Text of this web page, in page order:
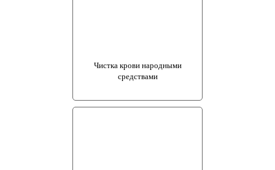
Чистка крови народными
средствами